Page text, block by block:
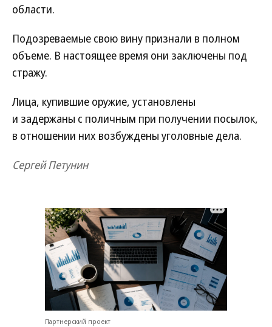
области.
Подозреваемые свою вину признали в полном
объеме. В настоящее время они заключены под
стражу.
Лица, купившие оружие, установлены
и задержаны с поличным при получении посылок,
в отношении них возбуждены уголовные дела.
Сергей Петунин
Партнерский проект